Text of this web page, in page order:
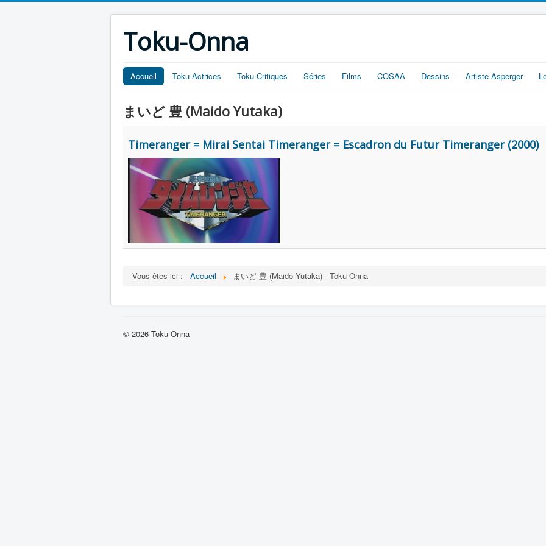
Toku-Onna
Accueil Toku-Actrices Toku-Critiques Séries Films COSAA Dessins Artiste Asperger
まいど 豊 (Maido Yutaka)
Timeranger = Mirai Sentai Timeranger = Escadron du Futur Timeranger (2000)
Vous êtes ici : Accueil まいど 豊 (Maido Yutaka) - Toku-Onna
© 2026 Toku-Onna